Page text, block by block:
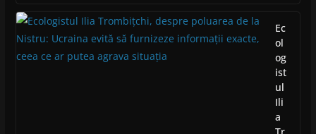
Ec
ol
og
ist
ul
Ili
a